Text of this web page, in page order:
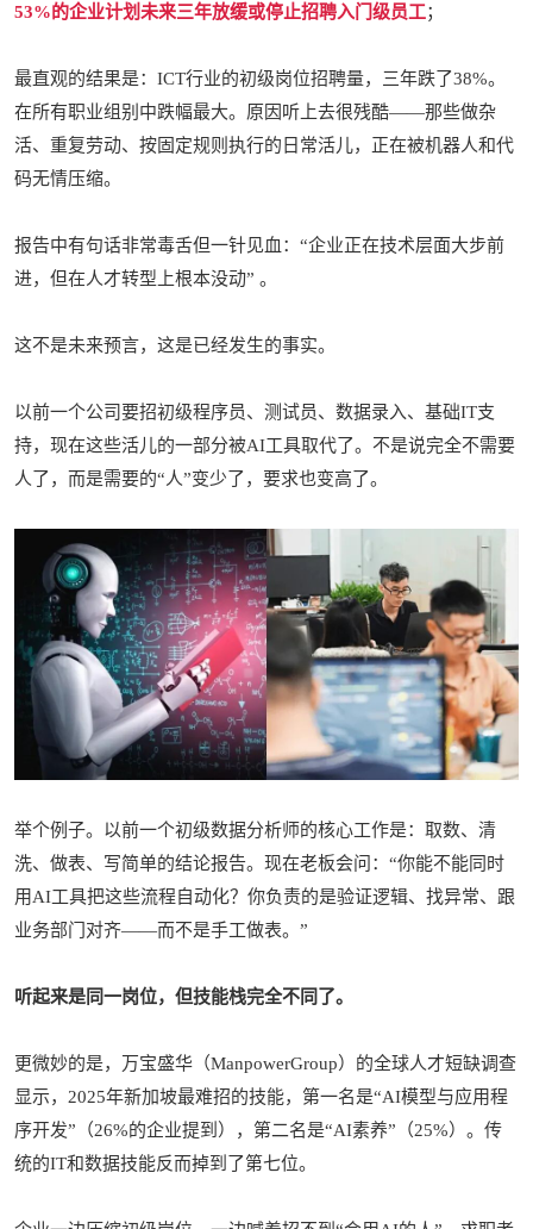
53%的企业计划未来三年放缓或停止招聘入门级员工；
最直观的结果是：ICT行业的初级岗位招聘量，三年跌了38%。
在所有职业组别中跌幅最大。原因听上去很残酷——那些做杂
活、重复劳动、按固定规则执行的日常活儿，正在被机器人和代
码无情压缩。
报告中有句话非常毒舌但一针见血：“企业正在技术层面大步前
进，但在人才转型上根本没动” 。
这不是未来预言，这是已经发生的事实。
以前一个公司要招初级程序员、测试员、数据录入、基础IT支
持，现在这些活儿的一部分被AI工具取代了。不是说完全不需要
人了，而是需要的“人”变少了，要求也变高了。
举个例子。以前一个初级数据分析师的核心工作是：取数、清
洗、做表、写简单的结论报告。现在老板会问：“你能不能同时
用AI工具把这些流程自动化？你负责的是验证逻辑、找异常、跟
业务部门对齐——而不是手工做表。”
听起来是同一岗位，但技能栈完全不同了。
更微妙的是，万宝盛华（ManpowerGroup）的全球人才短缺调查
显示，2025年新加坡最难招的技能，第一名是“AI模型与应用程
序开发”（26%的企业提到），第二名是“AI素养”（25%）。传
统的IT和数据技能反而掉到了第七位。